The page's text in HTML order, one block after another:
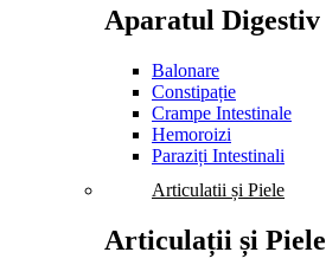
Aparatul Digestiv
Balonare
Constipație
Crampe Intestinale
Hemoroizi
Paraziți Intestinali
Articulatii și Piele
Articulații și Piele